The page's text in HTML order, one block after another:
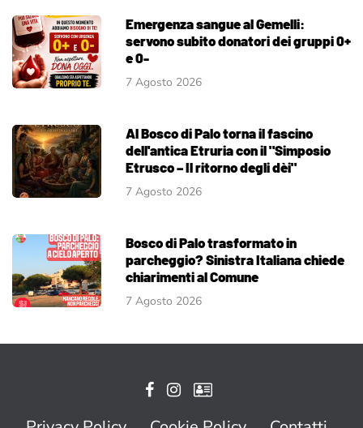
Emergenza sangue al Gemelli:
servono subito donatori dei gruppi 0+
e 0-
7 Agosto 2026
Al Bosco di Palo torna il fascino
dell'antica Etruria con il "Simposio
Etrusco – Il ritorno degli dèi"
7 Agosto 2026
Bosco di Palo trasformato in
parcheggio? Sinistra Italiana chiede
chiarimenti al Comune
7 Agosto 2026